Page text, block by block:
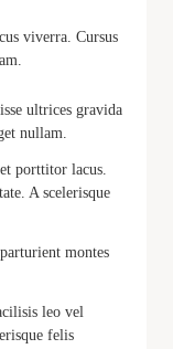
viverra. Cursus
ultrices gravida
nullam.
porttitor lacus.
A scelerisque
montes
leo vel
felis